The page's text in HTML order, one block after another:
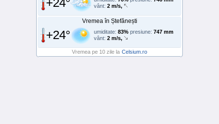
vânt: 2 m/s,
Vremea în Ștefănești
+24° umiditate: 83% presiune: 747 mm
vânt: 2 m/s,
Vremea pe 10 zile la Celsium.ro